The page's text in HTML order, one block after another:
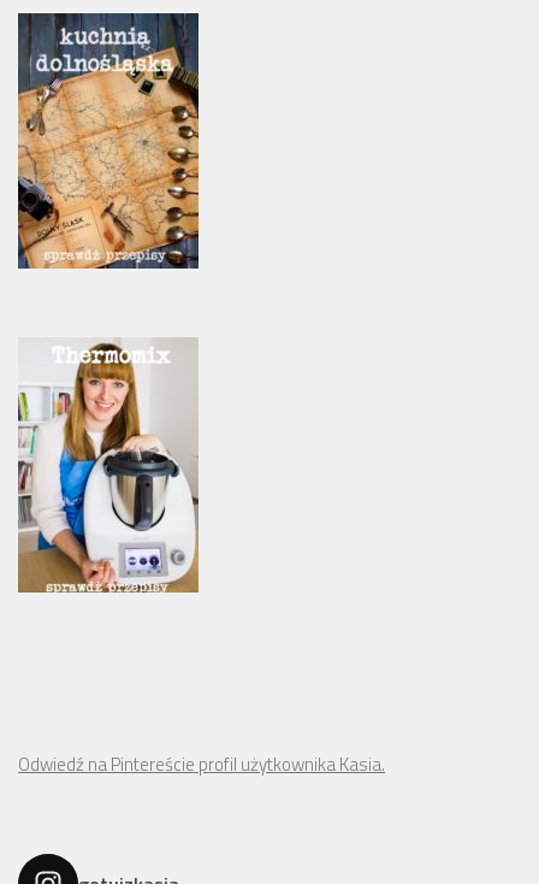
Odwiedź na Pintereście profil użytkownika Kasia.